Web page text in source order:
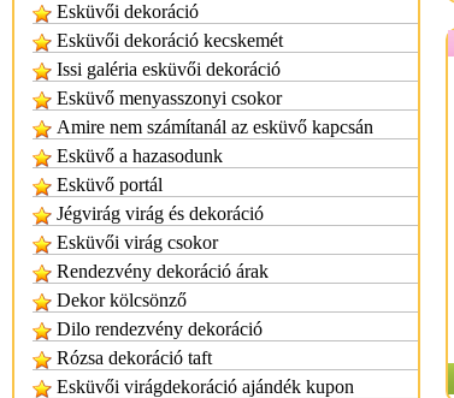
Esküvői dekoráció
Esküvői dekoráció kecskemét
Issi galéria esküvői dekoráció
Esküvő menyasszonyi csokor
Amire nem számítanál az esküvő kapcsán
Esküvő a hazasodunk
Esküvő portál
Jégvirág virág és dekoráció
Esküvői virág csokor
Rendezvény dekoráció árak
Dekor kölcsönző
Dilo rendezvény dekoráció
Rózsa dekoráció taft
Esküvői virágdekoráció ajándék kupon